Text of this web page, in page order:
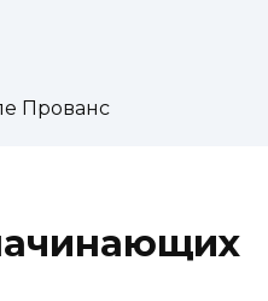
Прованс